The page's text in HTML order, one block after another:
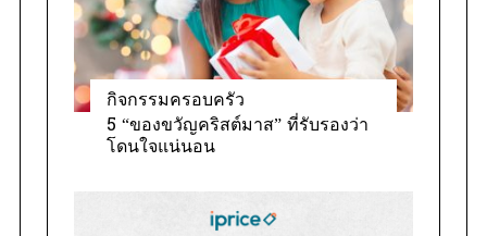
กิจกรรมครอบครัว
5 “ของขวัญคริสต์มาส” ที่รับรองว่า
โดนใจแน่นอน